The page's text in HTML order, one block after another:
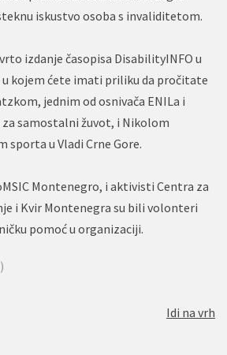
iskustvo osoba s invaliditetom.
izdanje časopisa DisabilityINFO u
kojem ćete imati priliku da pročitate
jednim od osnivača ENILa i
samostalni žuvot, i Nikolom
u Vladi Crne Gore.
Montenegro, i aktivisti Centra za
i Kvir Montenegra su bili volonteri
pomoć u organizaciji.
Idi na vrh